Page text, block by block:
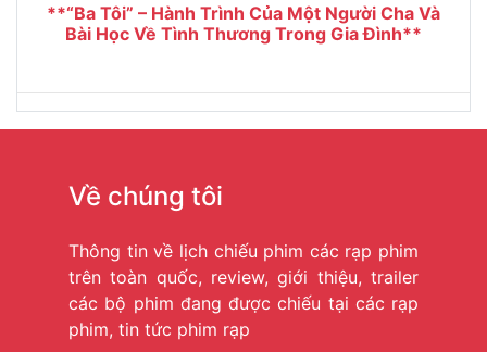
**“Ba Tôi” – Hành Trình Của Một Người Cha Và
Bài Học Về Tình Thương Trong Gia Đình**
Về chúng tôi
Thông tin về lịch chiếu phim các rạp phim
trên toàn quốc, review, giới thiệu, trailer
các bộ phim đang được chiếu tại các rạp
phim, tin tức phim rạp